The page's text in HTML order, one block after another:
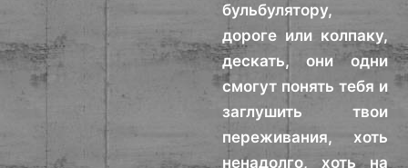
бульбулятору,
дороге или колпаку,
дескать, они одни
смогут понять тебя и
заглушить твои
переживания, хоть
ненадолго, хоть на